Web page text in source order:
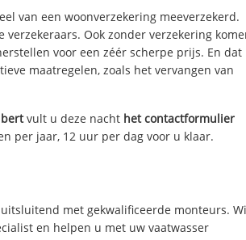
van een woonverzekering meeverzekerd.
Ook zonder verzekering
voor een zéér scherpe prijs. En dat
maatregelen, zoals het vervangen van
vult u deze nacht het contactformulier
per jaar, 12 uur per dag voor u klaar.
met gekwalificeerde monteurs.
en helpen u met uw vaatwasser